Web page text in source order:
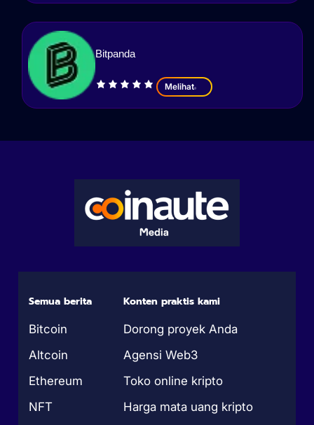
Bitpanda
Melihat
Semua berita
Bitcoin
Altcoin
Ethereum
NFT
Konten praktis kami
Dorong proyek Anda
Agensi Web3
Toko online kripto
Harga mata uang kripto